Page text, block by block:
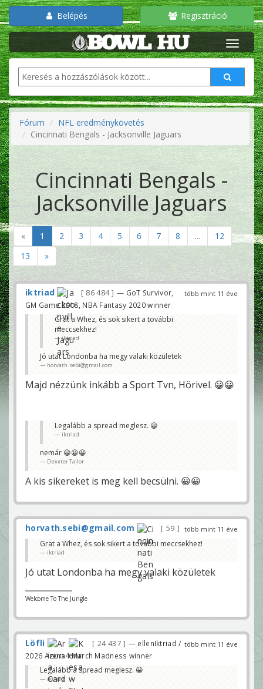
Belépés Regisztráció
Fórum
NFL eredménykövetés
Cincinnati Bengals - Jacksonville Jaguars
Cincinnati Bengals -
Jacksonville Jaguars
« 1 2 3 4 5 6 7 8 ...
12
13
»
több mint 11 éve
iktriad 86 484
— GoT Survivor,
GM Game 2018, NBA Fantasy 2020 winner
Grat a Whez, és sok sikert a további
meccsekhez!
iktriad
Jó utat Londonba ha megy valaki közületek
horvath.sebi@gmail.com
Majd nézzünk inkább a Sport Tvn, Hörivel. 😀😀
Legalább a spread meglesz. 😀
iktriad
nemár 😀😀😀
Dexxter Tailor
A kis sikereket is meg kell becsülni. 😀😀
több mint 11 éve
horvath.sebi@gmail.com
59
Grat a Whez, és sok sikert a további meccsekhez!
iktriad
Jó utat Londonba ha megy valaki közületek
Welcome To The Jungle
több mint 11 éve
Löfli 24 437
— ellenIktriad /
2026 Arena4 March Madness winner
Legalább a spread meglesz. 😀
iktriad